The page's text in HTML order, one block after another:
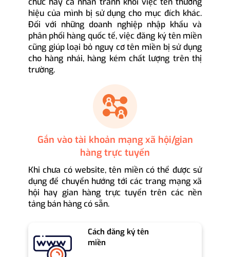
hiệu của mình bị sử dụng cho mục đích khác.
Đối với những doanh nghiệp nhập khẩu và
phân phối hàng quốc tế, việc đăng ký tên miền
cũng giúp loại bỏ nguy cơ tên miền bị sử dụng
cho hàng nhái, hàng kém chất lượng trên thị
trường.
Gắn vào tài khoản mạng xã hội/gian
hàng trực tuyến
Khi chưa có website, tên miền có thể được sử
dụng để chuyển hướng tới các trang mạng xã
hội hay gian hàng trực tuyến trên các nền
tảng bán hàng có sẵn.
Cách đăng ký tên
miền